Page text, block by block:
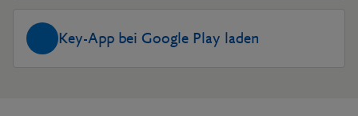
Key-App bei Google Play laden